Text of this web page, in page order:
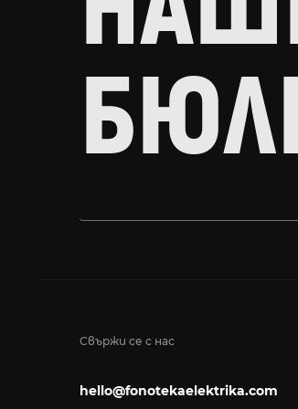
Свържи се с нас
hello@fonotekaelektrika.com